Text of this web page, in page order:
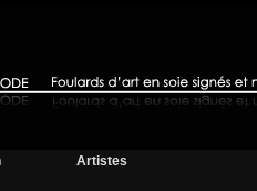
Artistes